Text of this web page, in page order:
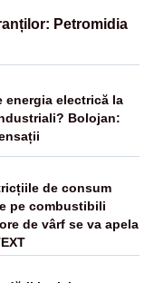
Petromidia
energia electrică la
Bolojan:
de consum
pe combustibili
de vârf se va apela